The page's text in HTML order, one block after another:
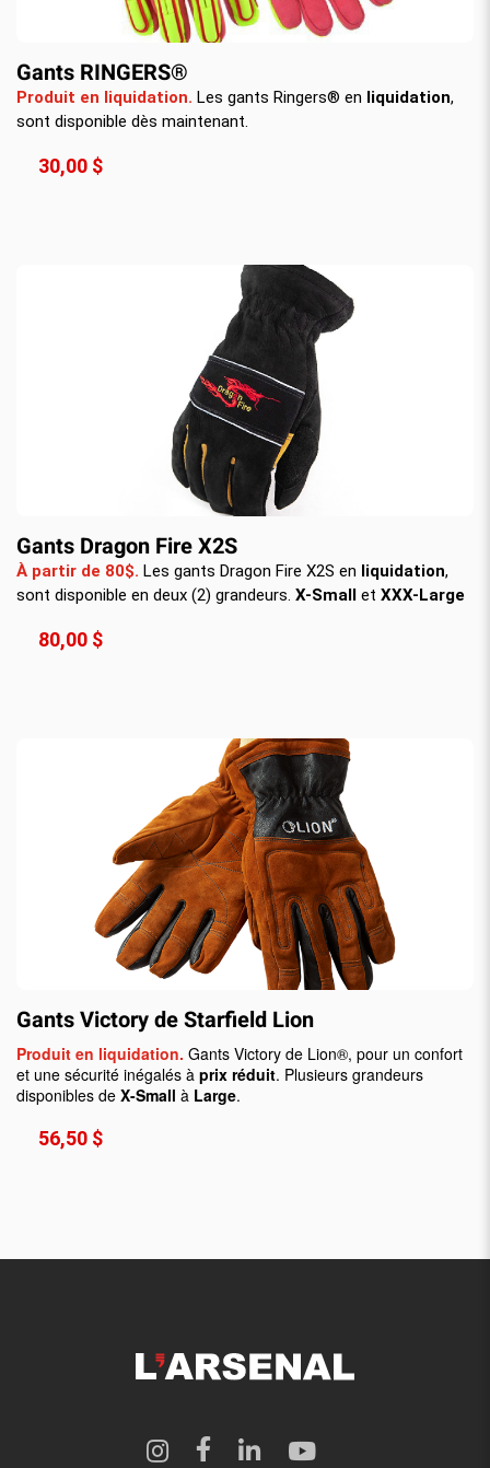
Gants RINGERS®
Produit en liquidation. Les gants Ringers® en liquidation,
sont disponible dès maintenant.
30,00 $
Gants Dragon Fire X2S
À partir de 80$. Les gants Dragon Fire X2S en liquidation,
sont disponible en deux (2) grandeurs. X-Small et XXX-Large
80,00 $
Gants Victory de Starfield Lion
Produit en liquidation. Gants Victory de Lion®, pour un confort
et une sécurité inégalés à prix réduit. Plusieurs grandeurs
disponibles de X-Small à Large.
56,50 $